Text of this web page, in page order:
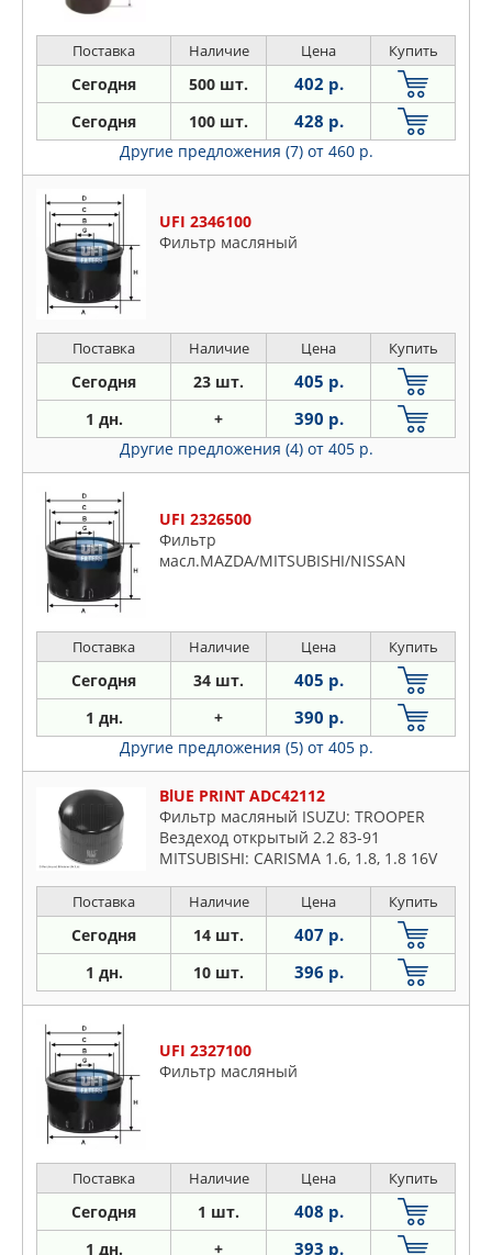
Поставка Наличие Цена Купить
Сегодня 500 шт. 402 р.
Сегодня 100 шт. 428 р.
Другие предложения (7) от 460 р.
UFI 2346100
Фильтр масляный
Поставка Наличие Цена Купить
Сегодня 23 шт. 405 р.
1 дн. + 390 р.
Другие предложения (4) от 405 р.
UFI 2326500
Фильтр
масл.MAZDA/MITSUBISHI/NISSAN
Поставка Наличие Цена Купить
Сегодня 34 шт. 405 р.
1 дн. + 390 р.
Другие предложения (5) от 405 р.
BlUE PRINT ADC42112
Фильтр масляный ISUZU: TROOPER
Вездеход открытый 2.2 83-91
MITSUBISHI: CARISMA 1.6, 1.8, 1.8 16V
COLT CZC кабрио 1.5
Поставка Наличие Цена Купить
Сегодня 14 шт. 407 р.
1 дн. 10 шт. 396 р.
UFI 2327100
Фильтр масляный
Поставка Наличие Цена Купить
Сегодня 1 шт. 408 р.
1 дн. + 393 р.